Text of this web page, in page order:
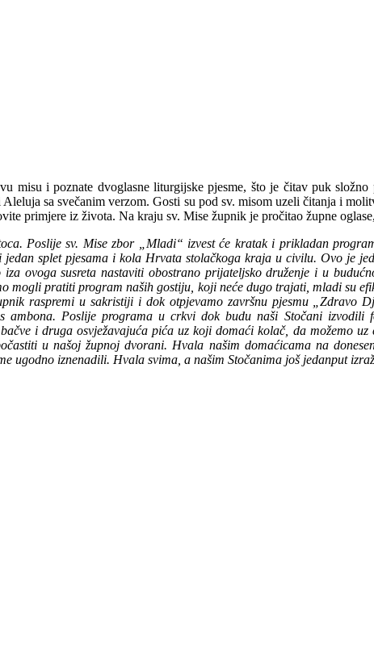
misu i poznate dvoglasne liturgijske pjesme, što je čitav puk
sa svečanim verzom. Gosti su pod sv. misom uzeli čitanja i
primjere iz života. Na kraju sv. Mise župnik je pročitao župne
Poslije sv. Mise zbor „Mladi“ izvest će kratak i prikladan
splet pjesama i kola Hrvata stolačkoga kraja u civilu. Ovo je
ovoga susreta nastaviti obostrano prijateljsko druženje i u
mogli pratiti program naših gostiju, koji neće dugo trajati, mladi su
raspremi u sakristiji i dok otpjevamo završnu pjesmu „Zdravo
ambona. Poslije programa u crkvi dok budu naši Stočani izvodili
i druga osvježavajuća pića uz koji domaći kolač, da možemo
u našoj župnoj dvorani. Hvala našim domaćicama na
ugodno iznenadili. Hvala svima, a našim Stočanima još jedanput